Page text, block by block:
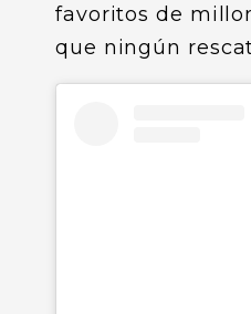
favoritos de
que ningún